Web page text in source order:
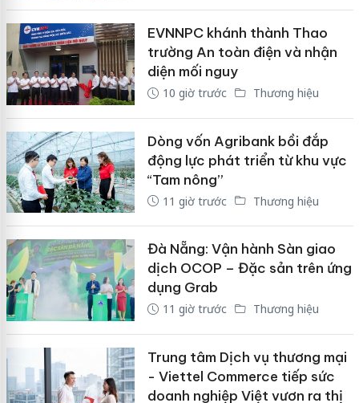
EVNNPC khánh thành Thao
trường An toàn điện và nhận
diện mối nguy
10 giờ trước Thương hiệu
Dòng vốn Agribank bồi đắp
động lực phát triển từ khu vực
“Tam nông”
11 giờ trước Thương hiệu
Đà Nẵng: Vận hành Sàn giao
dịch OCOP – Đặc sản trên ứng
dụng Grab
11 giờ trước Thương hiệu
Trung tâm Dịch vụ thương mại
- Viettel Commerce tiếp sức
doanh nghiệp Việt vươn ra thị